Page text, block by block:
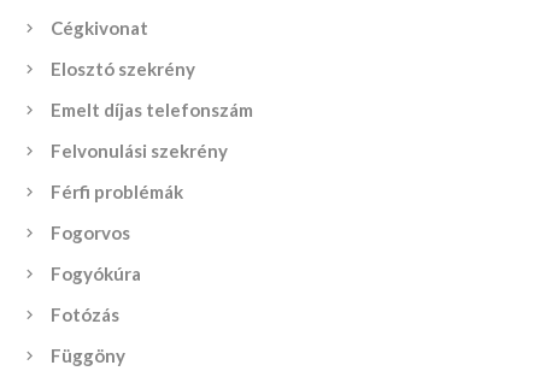
Cégkivonat
Elosztó szekrény
Emelt díjas telefonszám
Felvonulási szekrény
Férfi problémák
Fogorvos
Fogyókúra
Fotózás
Függöny